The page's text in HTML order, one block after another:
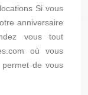
Si vous
anniversaire
vous tout
où vous
de vous